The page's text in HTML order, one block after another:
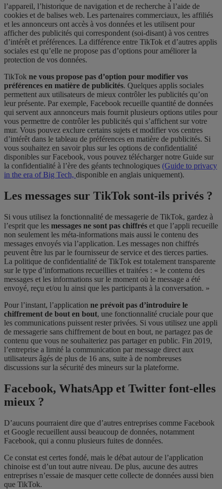
l’appareil, l’historique de navigation et de recherche à l’aide de
cookies et de balises web. Les partenaires commerciaux, les affiliés
et les annonceurs ont accès à vos données et les utilisent pour
afficher des publicités qui correspondent (soi-disant) à vos centres
d’intérêt et préférences. La différence entre TikTok et d’autres applis
sociales est qu’elle ne propose pas d’options pour améliorer la
protection de vos données.
TikTok ne vous propose pas d’option pour modifier vos
préférences en matière de publicités. Quelques applis sociales
permettent aux utilisateurs de mieux contrôler les publicités qu’on
leur présente. Par exemple, Facebook recueille quantité de données
qui servent aux annonceurs mais fournit plusieurs options utiles pour
vous permettre de contrôler les publicités qui s’affichent sur votre
mur. Vous pouvez exclure certains sujets et modifier vos centres
d’intérêt dans le tableau de préférences en matière de publicités. Si
vous souhaitez en savoir plus sur les options de confidentialité
disponibles sur Facebook, vous pouvez télécharger notre Guide sur
la confidentialité à l’ère des géants technologiques (Guide to privacy
in the era of Big Tech, disponible en anglais uniquement).
Les messages sur TikTok sont-ils privés ?
Si vous utilisez la fonctionnalité de messagerie de TikTok, gardez à
l’esprit que les messages ne sont pas chiffrés et que l’appli recueille
non seulement les méta-informations mais aussi le contenu des
messages envoyés via l’application. Les messages non chiffrés
peuvent être lus par le fournisseur de service et des tierces parties.
La politique de confidentialité de TikTok est totalement transparente
sur le type d’informations recueillies et traitées : « le contenu des
messages et les informations sur le moment où le message a été
envoyé, reçu et/ou lu ainsi que les participants à la conversation. »
Pour l’instant, l’application ne prévoit pas d’introduire le
chiffrement de bout en bout, une fonctionnalité cruciale pour que
les communications puissent rester privées. Si vous utilisez une appli
de messagerie sans chiffrement de bout en bout, ne partagez pas de
contenu que vous ne souhaiteriez pas partager en public. Fin 2019,
l’entreprise a limité la communication par message direct aux
utilisateurs âgés de plus de 16 ans, suite à de nombreuses
discussions sur la sécurité des mineurs sur la plateforme.
Facebook, WhatsApp et Twitter font-elles
mieux ?
D’aucuns pourraient dire que d’autres entreprises comme Facebook
et Google recueillent aussi beaucoup de données, notamment
Facebook, qui a connu plusieurs fuites de données.
Ce constat est certes fondé, mais le débat autour de l’application
chinoise est d’un tout autre niveau. De plus, aucune des autres
entreprises n’essaie de masquer cette collecte de données aussi bien
que TikTok.